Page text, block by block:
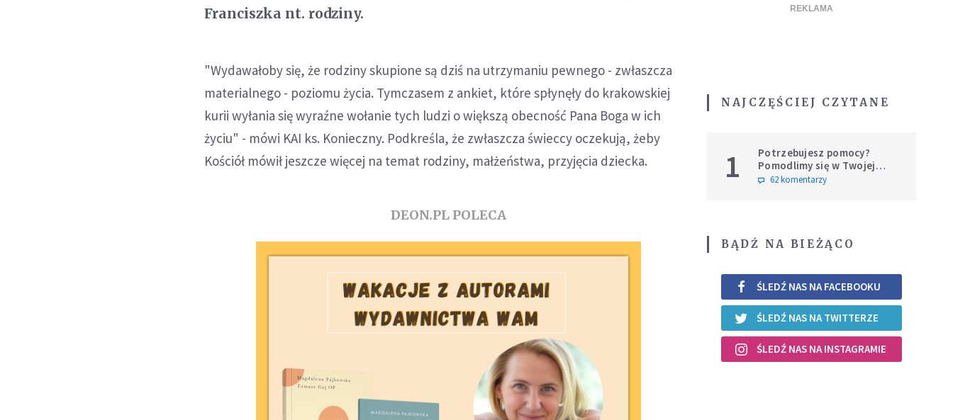
Franciszka nt. rodziny.
"Wydawałoby się, że rodziny skupione są dziś na utrzymaniu pewnego - zwłaszcza
materialnego - poziomu życia. Tymczasem z ankiet, które spłynęły do krakowskiej
kurii wyłania się wyraźne wołanie tych ludzi o większą obecność Pana Boga w ich
życiu" - mówi KAI ks. Konieczny. Podkreśla, że zwłaszcza świeccy oczekują, żeby
Kościół mówił jeszcze więcej na temat rodziny, małżeństwa, przyjęcia dziecka.
DEON.PL POLECA
NAJCZĘŚCIEJ CZYTANE
1
Potrzebujesz pomocy?
Pomodlimy się w Twojej
intencji
62 komentarzy
BĄDŹ NA BIEŻĄCO
ŚLEDŹ NAS NA FACEBOOKU
ŚLEDŹ NAS NA TWITTERZE
ŚLEDŹ NAS NA INSTAGRAMIE